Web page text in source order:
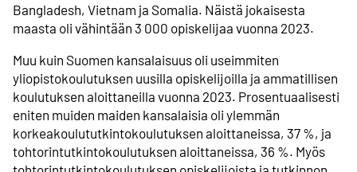
Bangladesh, Vietnam ja Somalia. Näistä jokaisesta
maasta oli vähintään 3 000 opiskelijaa vuonna 2023.
Muu kuin Suomen kansalaisuus oli useimmiten
yliopistokoulutuksen uusilla opiskelijoilla ja ammatillisen
koulutuksen aloittaneilla vuonna 2023. Prosentuaalisesti
eniten muiden maiden kansalaisia oli ylemmän
korkeakoulututkintokoulutuksen aloittaneissa, 37 %, ja
tohtorintutkintokoulutuksen aloittaneissa, 36 %. Myös